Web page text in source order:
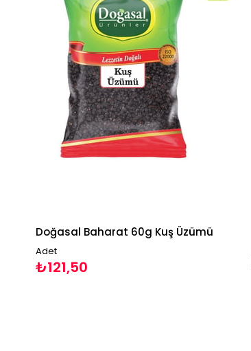
Doğasal Baharat 60g Kuş Üzümü
Adet
₺121,50